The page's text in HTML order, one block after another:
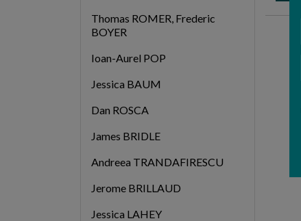
Thomas ROMER, Frederic
BOYER
Ioan-Aurel POP
Jessica BAUM
Dan ROSCA
James BRIDLE
Andreea TRANDAFIRESCU
Jerome BRILLAUD
Jessica LAHEY